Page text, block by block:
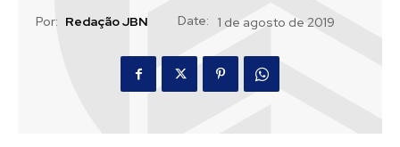
Por: Redação JBN Date: 1 de agosto de 2019